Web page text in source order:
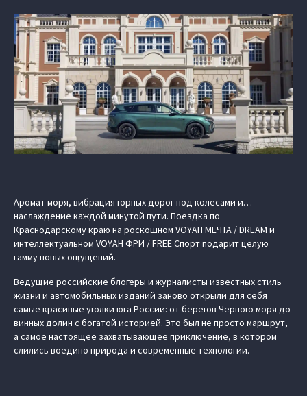
Аромат моря, вибрация горных дорог под колесами и…
наслаждение каждой минутой пути. Поездка по
Краснодарскому краю на роскошном VOYAH МЕЧТА / DREAM и
интеллектуальном VOYAH ФРИ / FREE Спорт подарит целую
гамму новых ощущений.
Ведущие российские блогеры и журналисты известных стиль
жизни и автомобильных изданий заново открыли для себя
самые красивые уголки юга России: от берегов Черного моря до
винных долин с богатой историей. Это был не просто маршрут,
а самое настоящее захватывающее приключение, в котором
слились воедино природа и современные технологии.